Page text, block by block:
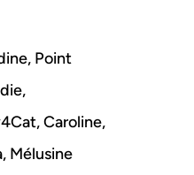
Point
Caroline,
Mélusine